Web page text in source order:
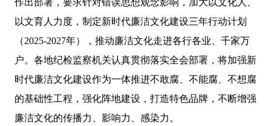
作出部署，要求针对错误思想观念影响，加大以文化人、
以文育人力度，制定新时代廉洁文化建设三年行动计划
（2025-2027年），推动廉洁文化走进各行各业、千家万
户。各地纪检监察机关认真贯彻落实全会部署，将加强新
时代廉洁文化建设作为一体推进不敢腐、不能腐、不想腐
的基础性工程，强化阵地建设，打造特色品牌，不断增强
廉洁文化的传播力、影响力、感染力。